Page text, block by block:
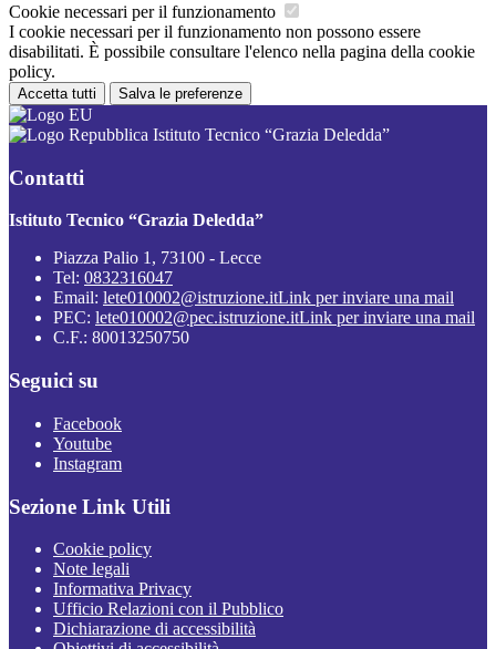
Cookie necessari per il funzionamento
I cookie necessari per il funzionamento non possono essere
disabilitati. È possibile consultare l'elenco nella pagina della cookie
policy.
Accetta tutti Salva le preferenze
Istituto Tecnico “Grazia Deledda”
Contatti
Istituto Tecnico “Grazia Deledda”
Piazza Palio 1, 73100 - Lecce
Tel: 0832316047
Email: lete010002@istruzione.itLink per inviare una mail
PEC: lete010002@pec.istruzione.itLink per inviare una mail
C.F.: 80013250750
Seguici su
Facebook
Youtube
Instagram
Sezione Link Utili
Cookie policy
Note legali
Informativa Privacy
Ufficio Relazioni con il Pubblico
Dichiarazione di accessibilità